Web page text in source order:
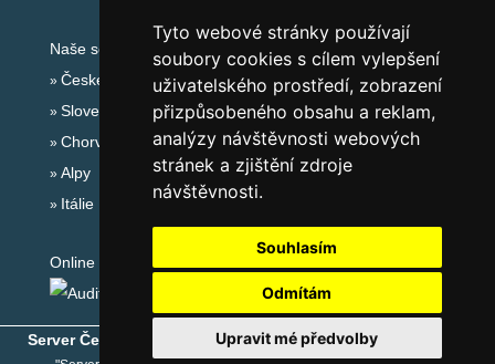
Tyto webové stránky používají
soubory cookies s cílem vylepšení
uživatelského prostředí, zobrazení
přizpůsobeného obsahu a reklam,
analýzy návštěvnosti webových
stránek a zjištění zdroje
návštěvnosti.
Souhlasím
Odmítám
Upravit mé předvolby
Naše servery:
České hory
Slovenské hory
Chorvatsko
Alpy
Itálie
Online audit:
Server České hory ® - Copyright © 1999-2026 eProgress s.r.o.